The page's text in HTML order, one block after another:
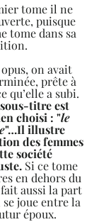
tome il ne
puisque
tome dans sa
on avait
prête à
qu’elle a subi.
titre est
choisi : "le
"…Il illustre
des femmes
société
Si ce tome
en dehors du
aussi la part
joue entre la
époux.